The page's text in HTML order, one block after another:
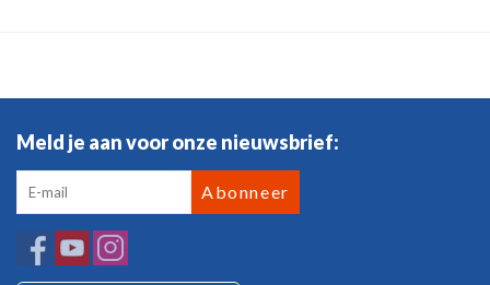
Meld je aan voor onze nieuwsbrief:
Abonneer